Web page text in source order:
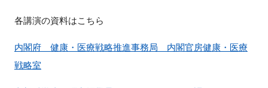
各講演の資料はこちら
内閣府 健康・医療戦略推進事務局 内閣官房健康・医療
戦略室